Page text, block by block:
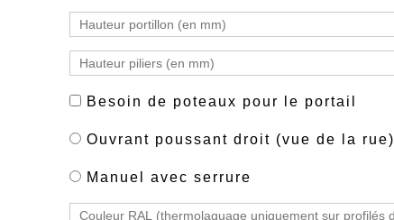
Besoin de poteaux pour le portail
Ouvrant poussant droit (vue de la rue)
Manuel avec serrure